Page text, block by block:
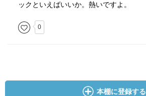
ックといえばいいか。熱いですよ。
0
本棚に登録する